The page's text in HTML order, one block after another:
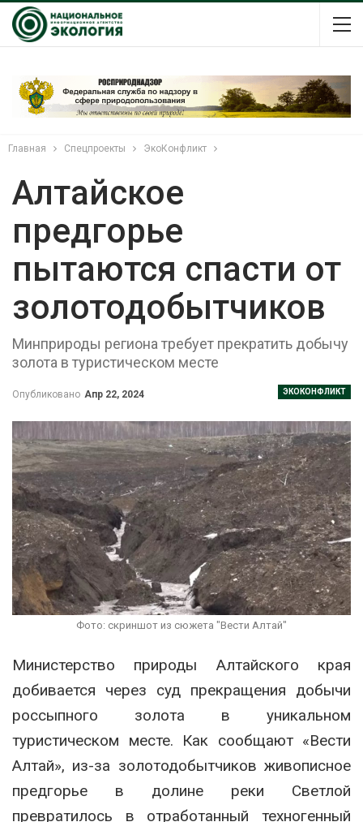
Главная Спецпроекты ЭкоКонфликт
Алтайское
предгорье
пытаются спасти от
золотодобытчиков
Минприроды региона требует прекратить добычу
золота в туристическом месте
ЭКОКОНФЛИКТ
Опубликовано Апр 22, 2024
Фото: скриншот из сюжета "Вести Алтай"
Министерство природы Алтайского края
добивается через суд прекращения добычи
россыпного золота в уникальном
туристическом месте. Как сообщают «Вести
Алтай», из-за золотодобытчиков живописное
предгорье в долине реки Светлой
превратилось в отработанный техногенный